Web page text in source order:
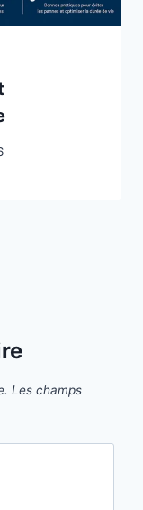
Les champs